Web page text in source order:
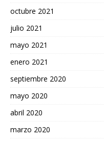
octubre 2021
julio 2021
mayo 2021
enero 2021
septiembre 2020
mayo 2020
abril 2020
marzo 2020